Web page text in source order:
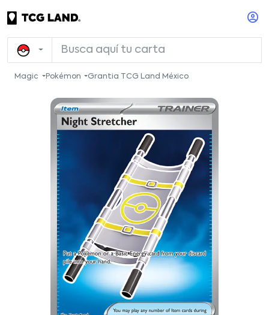
Magic Pokémon Grantia TCG Land México